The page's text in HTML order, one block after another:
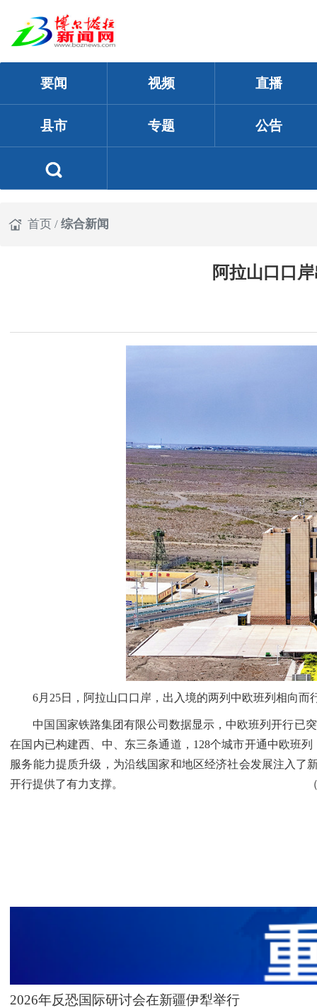
要闻 视频 直播
县市 专题 公告
首页/综合新闻
阿拉山口口
6月25日，阿拉山口口岸，出入境的两列中欧班列相向而
中国国家铁路集团有限公司数据显示，中欧班列开行已突
在国内已构建西、中、东三条通道，128个城市开通中欧班
服务能力提质升级，为沿线国家和地区经济社会发展注入了
开行提供了有力支撑。 （记者于
2026年反恐国际研讨会在新疆伊犁举行